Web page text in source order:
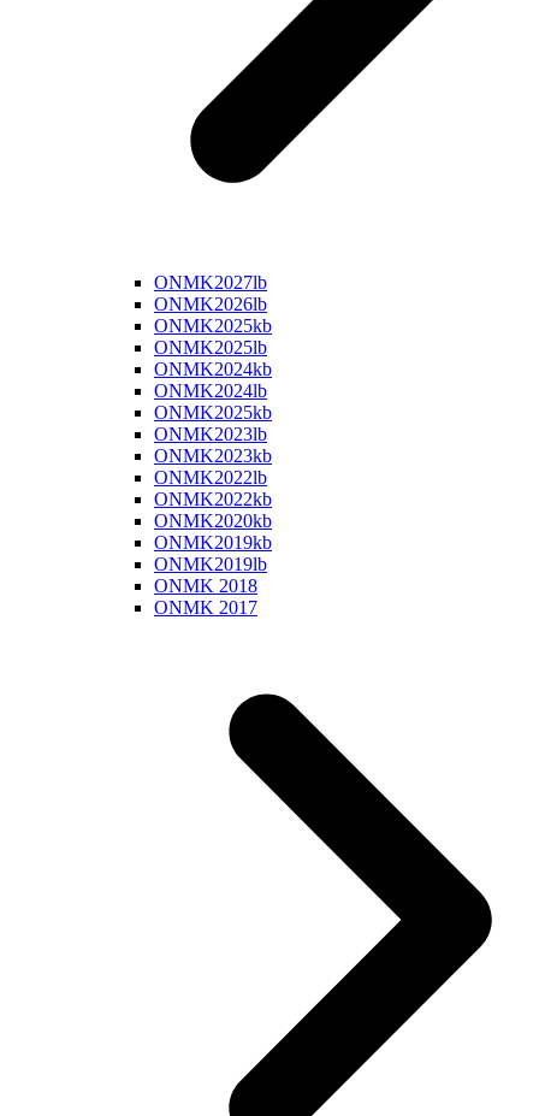
ONMK2027lb
ONMK2026lb
ONMK2025kb
ONMK2025lb
ONMK2024kb
ONMK2024lb
ONMK2025kb
ONMK2023lb
ONMK2023kb
ONMK2022lb
ONMK2022kb
ONMK2020kb
ONMK2019kb
ONMK2019lb
ONMK 2018
ONMK 2017